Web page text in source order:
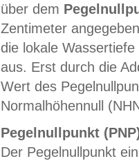
über dem
Zentimeter
die lokale
aus. Erst durch die
Wert des
Normalhöhennull
Pegelnullpunkt
Der Pegelnullpunkt